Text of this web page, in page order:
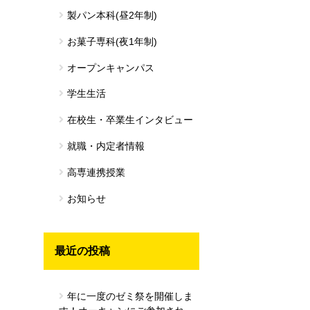
製パン本科(昼2年制)
お菓子専科(夜1年制)
オープンキャンパス
学生生活
在校生・卒業生インタビュー
就職・内定者情報
高専連携授業
お知らせ
最近の投稿
年に一度のゼミ祭を開催しま